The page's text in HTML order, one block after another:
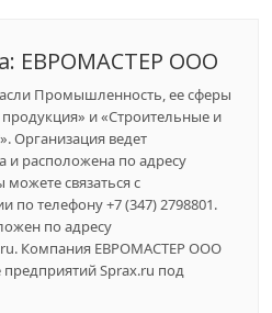
ЕВРОМАСТЕР ООО
Промышленность, ее сферы
и «Строительные и
Организация ведет
и расположена по адресу
связаться с
по телефону +7 (347) 2798801.
по адресу
Компания ЕВРОМАСТЕР ООО
Sprax.ru под